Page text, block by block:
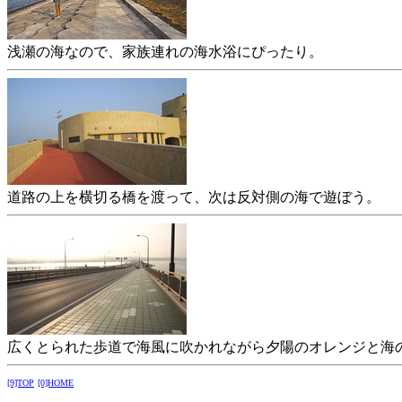
浅瀬の海なので、家族連れの海水浴にぴったり。
道路の上を横切る橋を渡って、次は反対側の海で遊ぼう。
広くとられた歩道で海風に吹かれながら夕陽のオレンジと海
[9]TOP [0]HOME